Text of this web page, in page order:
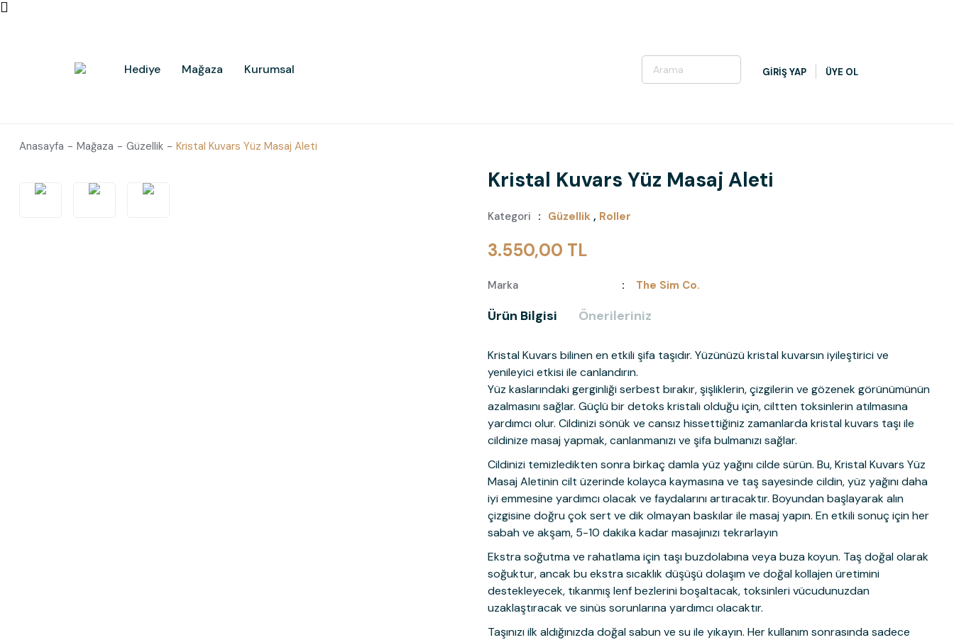
Hediye Mağaza Kurumsal GİRİŞ YAP ÜYE OL
Anasayfa Mağaza Güzellik Kristal Kuvars Yüz Masaj Aleti
Kristal Kuvars Yüz Masaj Aleti
Kategori Güzellik , Roller
3.550,00 TL
Marka The Sim Co.
Ürün Bilgisi Önerileriniz
Kristal Kuvars bilinen en etkili şifa taşıdır. Yüzünüzü kristal kuvarsın iyileştirici ve
yenileyici etkisi ile canlandırın.
Yüz kaslarındaki gerginliği serbest bırakır, şişliklerin, çizgilerin ve gözenek görünümünün
azalmasını sağlar. Güçlü bir detoks kristali olduğu için, ciltten toksinlerin atılmasına
yardımcı olur. Cildinizi sönük ve cansız hissettiğiniz zamanlarda kristal kuvars taşı ile
cildinize masaj yapmak, canlanmanızı ve şifa bulmanızı sağlar.
Cildinizi temizledikten sonra birkaç damla yüz yağını cilde sürün. Bu, Kristal Kuvars Yüz
Masaj Aletinin cilt üzerinde kolayca kaymasına ve taş sayesinde cildin, yüz yağını daha
iyi emmesine yardımcı olacak ve faydalarını artıracaktır. Boyundan başlayarak alın
çizgisine doğru çok sert ve dik olmayan baskılar ile masaj yapın. En etkili sonuç için her
sabah ve akşam, 5-10 dakika kadar masajınızı tekrarlayın
Ekstra soğutma ve rahatlama için taşı buzdolabına veya buza koyun. Taş doğal olarak
soğuktur, ancak bu ekstra sıcaklık düşüşü dolaşım ve doğal kollajen üretimini
destekleyecek, tıkanmış lenf bezlerini boşaltacak, toksinleri vücudunuzdan
uzaklaştıracak ve sinüs sorunlarına yardımcı olacaktır.
Taşınızı ilk aldığınızda doğal sabun ve su ile yıkayın. Her kullanım sonrasında sadece